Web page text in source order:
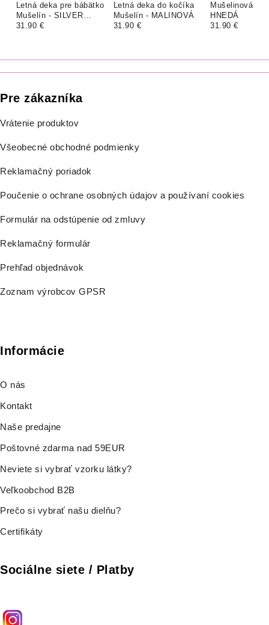
Letná deka pre bábätko
Mušelín - SILVER
BEIGE
31.90 €
Letná deka do kočíka
Mušelín - MALINOVÁ
31.90 €
Mušelinová
HNEDÁ
31.90 €
Pre zákazníka
Vrátenie produktov
Všeobecné obchodné podmienky
Reklamačný poriadok
Poučenie o ochrane osobných údajov a používaní cookies
Formulár na odstúpenie od zmluvy
Reklamačný formulár
Prehľad objednávok
Zoznam výrobcov GPSR
Informácie
O nás
Kontakt
Naše predajne
Poštovné zdarma nad 59EUR
Neviete si vybrať vzorku látky?
Veľkoobchod B2B
Prečo si vybrať našu dielňu?
Certifikáty
Sociálne siete / Platby